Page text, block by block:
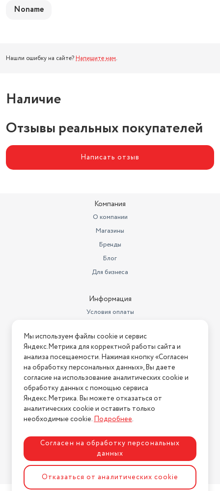
Noname
Нашли ошибку на сайте? Напишите нам.
Наличие
Отзывы реальных покупателей
Написать отзыв
Компания
О компании
Магазины
Бренды
Блог
Для бизнеса
Информация
Условия оплаты
Условия возврата
Нашли ошибку на сайте? Напишите нам
2026 © Интернет-магазин "АстМаркет". У нас есть всё!
Политика конфиденциальности
Разработка сайтаASTDESIGN
Мы используем файлы cookie и сервис
Яндекс.Метрика для корректной работы сайта и
анализа посещаемости. Нажимая кнопку «Согласен
на обработку персональных данных», Вы даете
согласие на использование аналитических cookie и
обработку данных с помощью сервиса
Яндекс.Метрика. Вы можете отказаться от
аналитических cookie и оставить только
необходимые cookie.Подробнее.
Согласен на обработку персональных
данных
Отказаться от аналитических cookie